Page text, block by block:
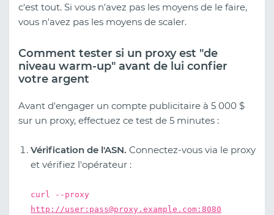
c'est tout. Si vous n'avez pas les moyens de le faire,
vous n'avez pas les moyens de scaler.
Comment tester si un proxy est "de
niveau warm-up" avant de lui confier
votre argent
Avant d'engager un compte publicitaire à 5 000 $
sur un proxy, effectuez ce test de 5 minutes :
Vérification de l'ASN. Connectez-vous via le proxy
et vérifiez l'opérateur :
curl --proxy
http://user: pass@proxy.example.com :8080